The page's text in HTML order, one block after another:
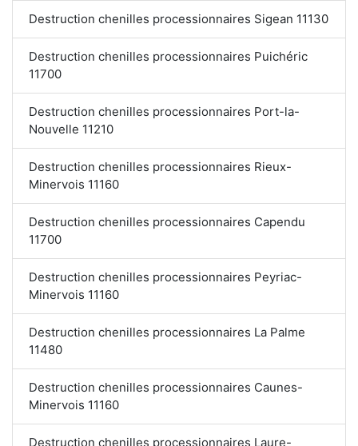
Destruction chenilles processionnaires Sigean 11130
Destruction chenilles processionnaires Puichéric
11700
Destruction chenilles processionnaires Port-la-
Nouvelle 11210
Destruction chenilles processionnaires Rieux-
Minervois 11160
Destruction chenilles processionnaires Capendu
11700
Destruction chenilles processionnaires Peyriac-
Minervois 11160
Destruction chenilles processionnaires La Palme
11480
Destruction chenilles processionnaires Caunes-
Minervois 11160
Destruction chenilles processionnaires Laure-